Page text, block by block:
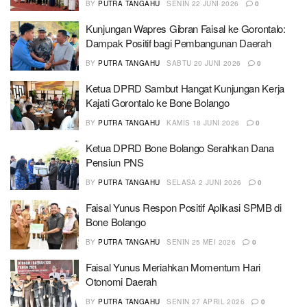
BY PUTRA TANGAHU SENIN 22 JUNI 2026 0
Kunjungan Wapres Gibran Faisal ke Gorontalo:
Dampak Positif bagi Pembangunan Daerah
BY PUTRA TANGAHU SABTU 20 JUNI 2026 0
Ketua DPRD Sambut Hangat Kunjungan Kerja
Kajati Gorontalo ke Bone Bolango
BY PUTRA TANGAHU KAMIS 18 JUNI 2026 0
Ketua DPRD Bone Bolango Serahkan Dana
Pensiun PNS
BY PUTRA TANGAHU SELASA 2 JUNI 2026 0
Faisal Yunus Respon Positif Aplikasi SPMB di
Bone Bolango
BY PUTRA TANGAHU SENIN 25 MEI 2026 0
Faisal Yunus Meriahkan Momentum Hari
Otonomi Daerah
BY PUTRA TANGAHU SENIN 27 APRIL 2026 0